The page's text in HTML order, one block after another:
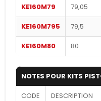
KE160M79 79,05
KE160M795 79,5
KE160M80 80
NOTES POUR KITS
CODE DESCRIPTION